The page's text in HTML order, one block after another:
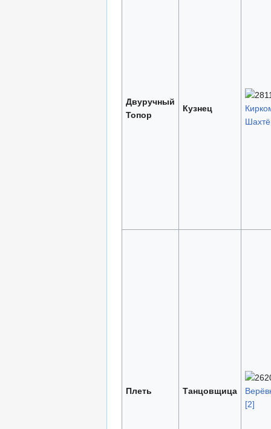
Двуручный
Топор
Кузнец
Плеть Танцовщица
[2]